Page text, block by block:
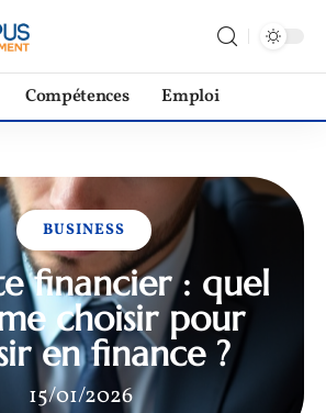
Compétences Emploi
BUSINESS
financier : quel
choisir pour
en finance ?
15/01/2026